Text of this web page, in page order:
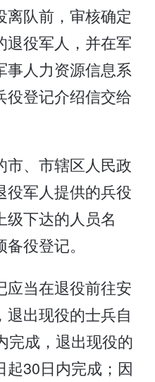
离队前，审核确定
退役军人，并在军
事人力资源信息系
役登记介绍信交给
市、市辖区人民政
役军人提供的兵役
级下达的人员名
役登记。
应当在退役前往安
出现役的士兵自
完成，退出现役的
起30日内完成；因